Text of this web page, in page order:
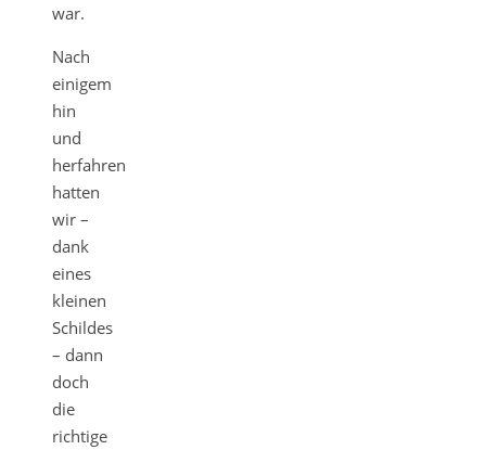
war.
Nach
einigem
hin
und
herfahren
hatten
wir –
dank
eines
kleinen
Schildes
– dann
doch
die
richtige